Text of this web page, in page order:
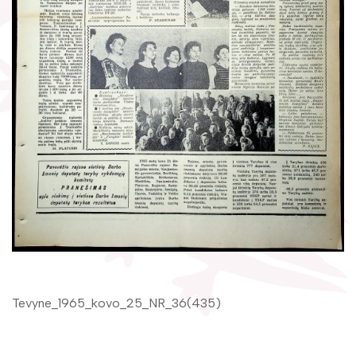
Gaunami periodiniai leidiniai
Tarpbibliotekinis abonementas
Knygomatai
Internetas
Klubai
Literatų klubas „Polėkis“
Interaktyvi kelionė
Gabrielės Petkevičaitės-Bitės literatūrinė
premija
Bibliotekos 70-metis
Virtuali biblioteka
Tevyne_1965_kovo_25_NR_36(435)